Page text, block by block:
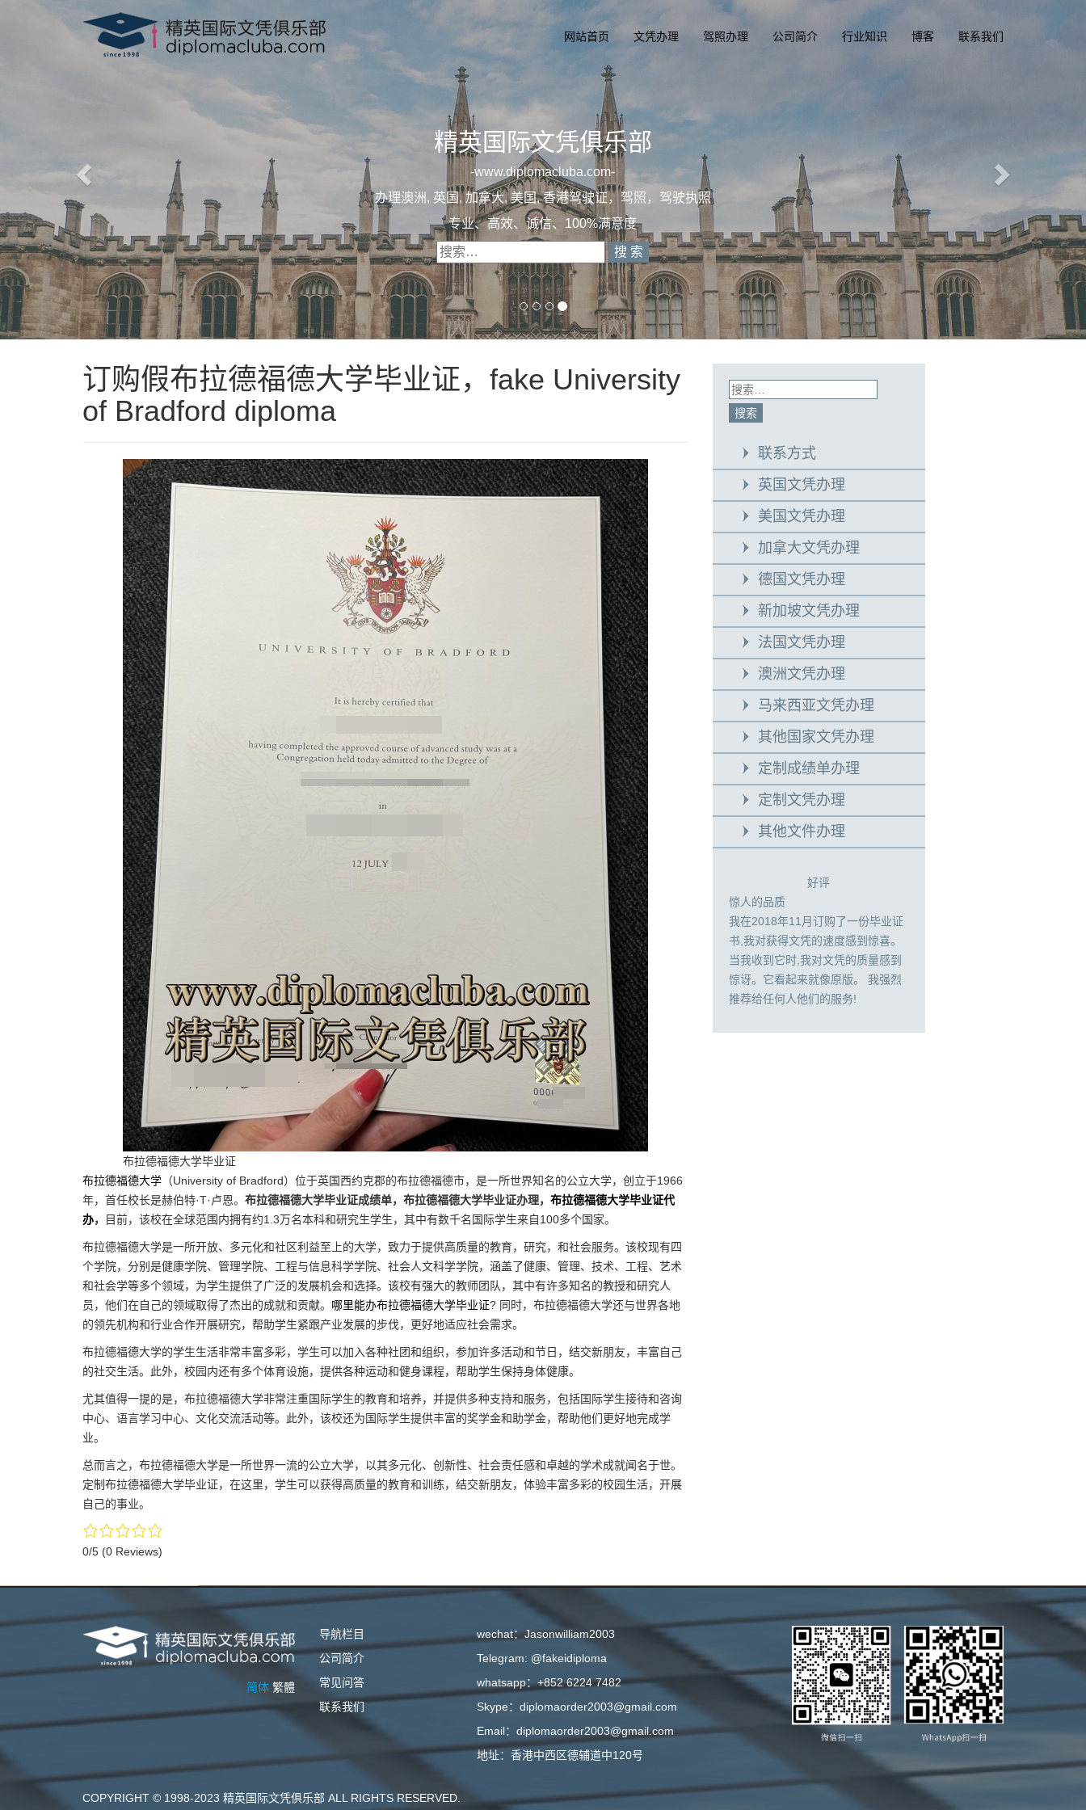
网站首页 文凭办理 驾照办理 公司简介 行业知识 博客 联系我们
精英国际文凭俱乐部
一diplomacluba.com 一
办理澳洲, 英国, 加拿大, 美国, 香港驾驶证，驾照，驾驶执照
专业定制澳洲、英国、加拿大、美国驾照
订购假布拉德福德大学毕业证，fake University
of Bradford diploma
布拉德福德大学毕业证
布拉德福德大学 （University of Bradford）位于英国西约克郡的布拉德福德市，是一所世界知名的公立大学，创立于1966
年，首任校长是赫伯特·T·卢恩。 布拉德福德大学毕业证成绩单，布拉德福德大学毕业证办理， 布拉德福德大学毕业证代
办， 目前，该校在全球范围内拥有约1.3万名本科和研究生学生，其中有数千名国际学生来自100多个国家。
布拉德福德大学是一所开放、多元化和社区利益至上的大学，致力于提供高质量的教育，研究，和社会服务。该校现有四
个学院，分别是健康学院、管理学院、工程与信息科学学院、社会人文科学学院，涵盖了健康、管理、技术、工程、艺术
和社会学等多个领域，为学生提供了广泛的发展机会和选择。该校有强大的教师团队，其中有许多知名的教授和研究人
员，他们在自己的领域取得了杰出的成就和贡献。 哪里能办布拉德福德大学毕业证? 同时，布拉德福德大学还与世界各地
的领先机构和行业合作开展研究，帮助学生紧跟产业发展的步伐，更好地适应社会需求。
布拉德福德大学的学生生活非常丰富多彩，学生可以加入各种社团和组织，参加许多活动和节日，结交新朋友，丰富自己
的社交生活。此外，校园内还有多个体育设施，提供各种运动和健身课程，帮助学生保持身体健康。
尤其值得一提的是，布拉德福德大学非常注重国际学生的教育和培养，并提供多种支持和服务，包括国际学生接待和咨询
中心、语言学习中心、文化交流活动等。此外，该校还为国际学生提供丰富的奖学金和助学金，帮助他们更好地完成学
业。
总而言之，布拉德福德大学是一所世界一流的公立大学，以其多元化、创新性、社会责任感和卓越的学术成就闻名于世。
定制布拉德福德大学毕业证，在这里，学生可以获得高质量的教育和训练，结交新朋友，体验丰富多彩的校园生活，开展
自己的事业。
0/5 (0 Reviews)
联系方式
英国文凭办理
美国文凭办理
加拿大文凭办理
德国文凭办理
新加坡文凭办理
法国文凭办理
澳洲文凭办理
马来西亚文凭办理
其他国家文凭办理
定制成绩单办理
定制文凭办理
其他文件办理
好评
惊人的品质
我在2018年11月订购了一份毕业证
书,我对获得文凭的速度感到惊喜。
当我收到它时,我对文凭的质量感到
惊讶。它看起来就像原版。 我强烈
推荐给任何人他们的服务!
简体 繁體
导航栏目
公司简介
常见问答
联系我们
wechat：Jasonwilliam2003
Telegram: @fakeidiploma
whatsapp：+852 6224 7482
Skype：diplomaorder2003@gmail.com
Email：diplomaorder2003@gmail.com
地址：香港中西区德辅道中120号
COPYRIGHT © 1998-2023 精英国际文凭俱乐部 ALL RIGHTS RESERVED.